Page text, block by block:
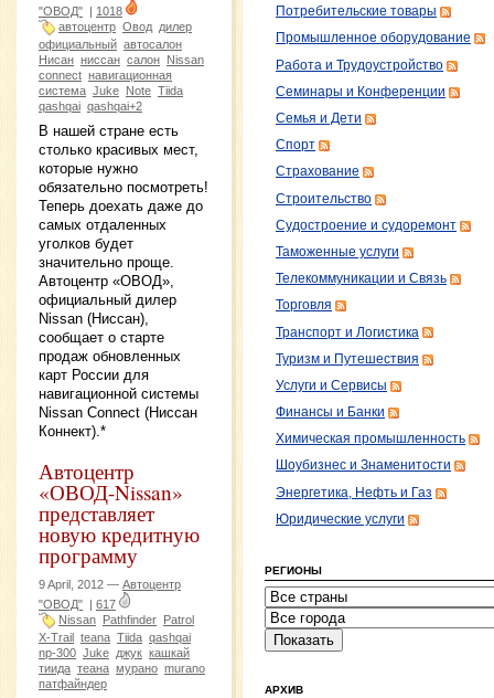
"ОВОД" | 1018
автоцентр Овод дилер
официальный автосалон
Нисан ниссан салон Nissan
connect навигационная
система Juke Note Tiida
qashqai qashqai+2
В нашей стране есть
столько красивых мест,
которые нужно
обязательно посмотреть!
Теперь доехать даже до
самых отдаленных
уголков будет
значительно проще.
Автоцентр «ОВОД»,
официальный дилер
Nissan (Ниссан),
сообщает о старте
продаж обновленных
карт России для
навигационной системы
Nissan Connect (Ниссан
Коннект).*
Автоцентр
«ОВОД-Nissan»
представляет
новую кредитную
программу
9 April, 2012 — Автоцентр
"ОВОД"
617
Nissan
Pathfinder
Patrol
X-Trail
teana Tiida qashqai
np-300 Juke джук кашкай
тиида теана мурано murano
патфайндер
Потребительские товары
Промышленное оборудование
Работа и Трудоустройство
Семинары и Конференции
Семья и Дети
Спорт
Страхование
Строительство
Судостроение и судоремонт
Таможенные услуги
Телекоммуникации и Связь
Торговля
Транспорт и Логистика
Туризм и Путешествия
Услуги и Сервисы
Финансы и Банки
Химическая промышленность
Шоубизнес и Знаменитости
Энергетика, Нефть и Газ
Юридические услуги
РЕГИОНЫ
АРХИВ